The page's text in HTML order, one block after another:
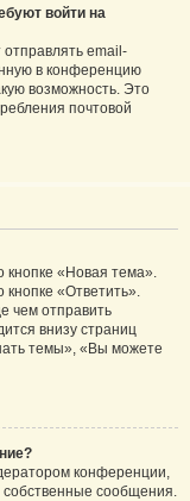
войти на
отправлять email-
в конференцию
возможность. Это
почтовой
«Новая тема».
«Ответить».
чем отправить
внизу страниц
темы», «Вы можете
конференции,
собственные сообщения.